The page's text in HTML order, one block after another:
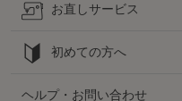
お直しサービス
初めての方へ
ヘルプ・お問い合わせ